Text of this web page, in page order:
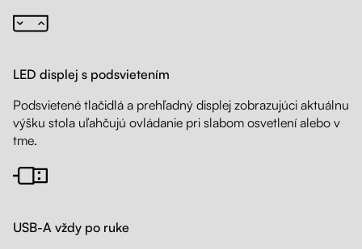
LED displej s podsvietením
Podsvietené tlačidlá a prehľadný displej zobrazujúci aktuálnu
výšku stola uľahčujú ovládanie pri slabom osvetlení alebo v
tme.
USB-A vždy po ruke